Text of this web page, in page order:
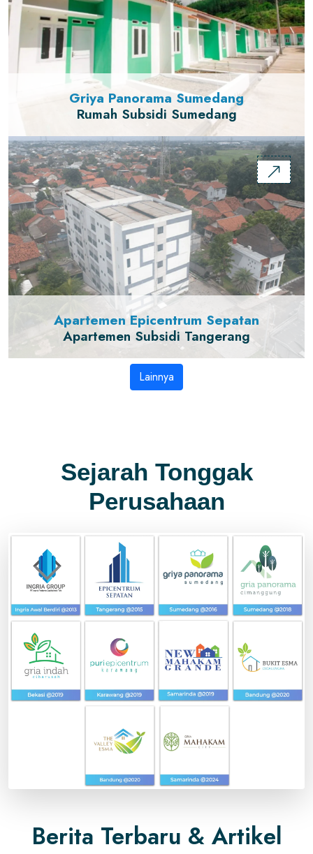
Griya Panorama Sumedang
Rumah Subsidi Sumedang
Apartemen Epicentrum Sepatan
Apartemen Subsidi Tangerang
Lainnya
Sejarah Tonggak
Perusahaan
Berita Terbaru & Artikel